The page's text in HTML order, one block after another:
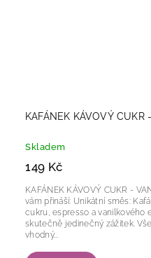
KAFÁNEK KÁVOVÝ
Skladem
149 Kč
KAFÁNEK KÁVOVÝ CUKR - VANILKA
vám přináší: Unikátní směs: Kafánek Vanilka je směs třtinového
cukru, espresso a vanilkového
skutečně jedinečný zážitek. Všestranný: Tento produkt je
vhodný...